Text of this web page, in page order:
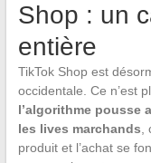
Shop : un
entière
TikTok Shop est
occidentale. Ce n’est
l’algorithme pousse
les lives marchands,
produit et l’achat se